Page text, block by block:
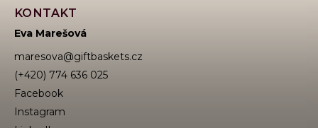
KONTAKT
Eva Marešová
maresova@giftbaskets.cz
(+420) 774 636 025
Facebook
Instagram